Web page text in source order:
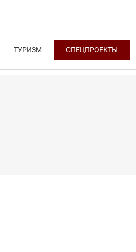
ТУРИЗМ СПЕЦПРОЕКТЫ